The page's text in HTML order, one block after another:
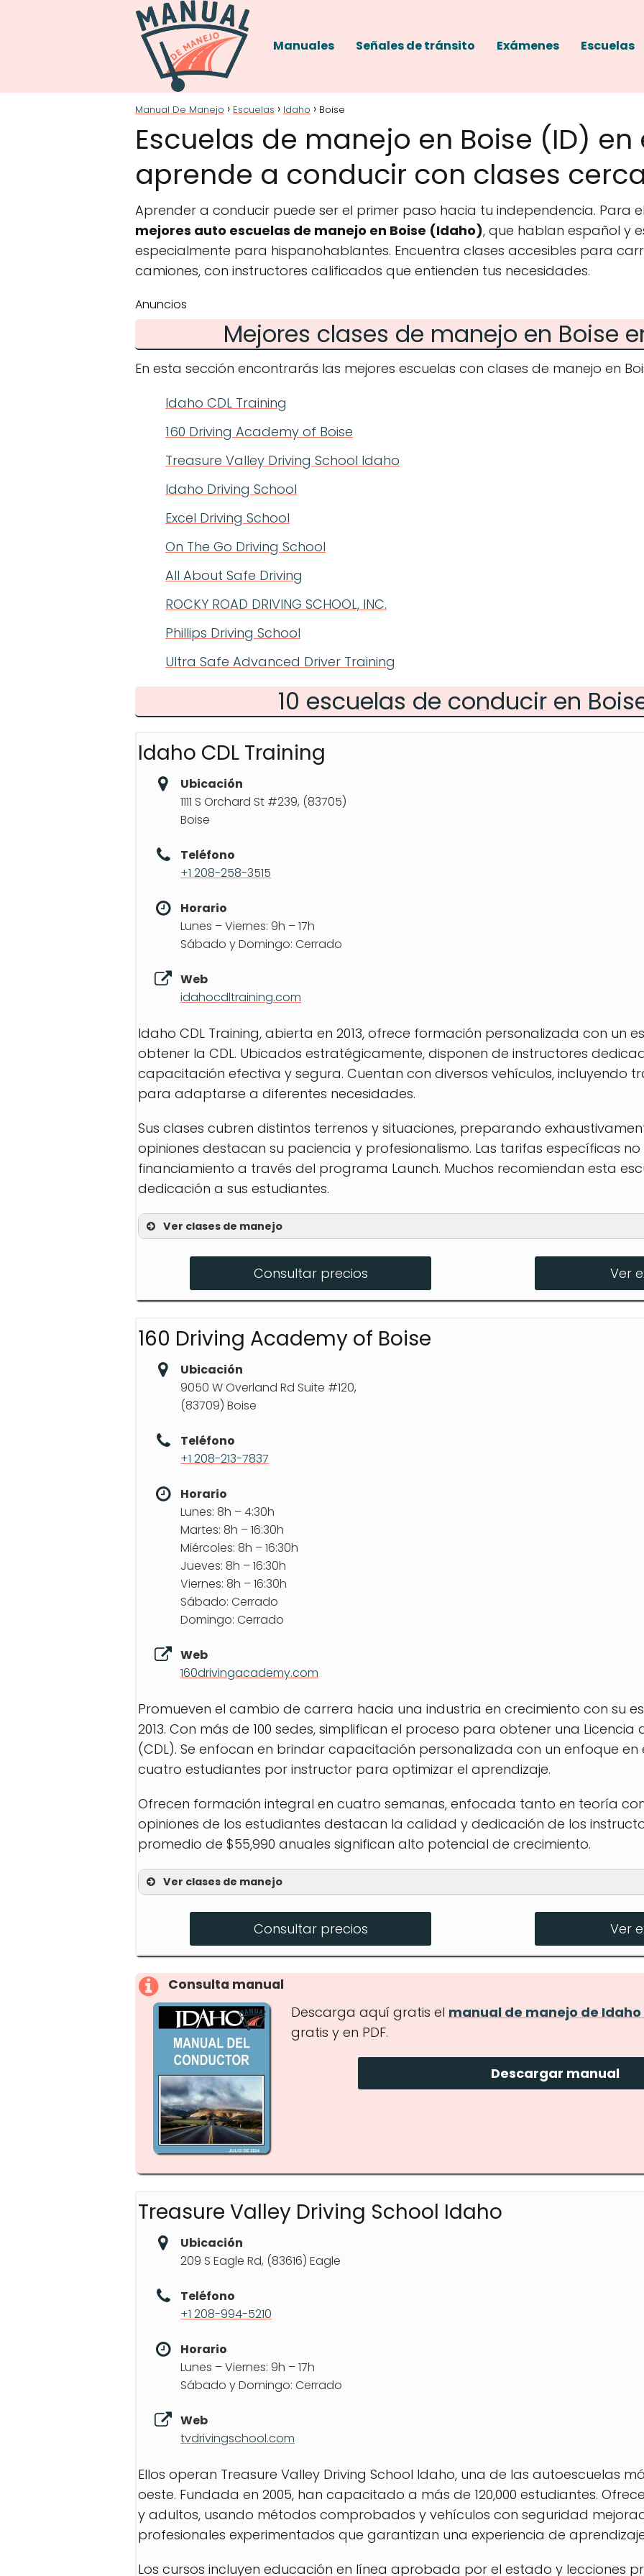
Manuales Señales de tránsito Exámenes Escuelas
Manual De Manejo Escuelas Idaho Boise
Escuelas de manejo en Boise (ID)
aprende a conducir con clases
Aprender a conducir puede ser el primer paso hacia tu independencia. Para
mejores auto escuelas de manejo en Boise (Idaho), que hablan español y
especialmente para hispanohablantes. Encuentra clases accesibles para
camiones, con instructores calificados que entienden tus necesidades.
Anuncios
Mejores clases de manejo en Boise
En esta sección encontrarás las mejores escuelas con clases de manejo en
Idaho CDL Training
160 Driving Academy of Boise
Treasure Valley Driving School Idaho
Idaho Driving School
Excel Driving School
On The Go Driving School
All About Safe Driving
ROCKY ROAD DRIVING SCHOOL, INC.
Phillips Driving School
Ultra Safe Advanced Driver Training
10 escuelas de conducir en
Idaho CDL Training
Ubicación
1111 S Orchard St #239, (83705)
Boise
Teléfono
+1 208-258-3515
Horario
Lunes – Viernes: 9h – 17h
Sábado y Domingo: Cerrado
Web
idahocdltraining.com
Idaho CDL Training, abierta en 2013, ofrece formación personalizada con un
obtener la CDL. Ubicados estratégicamente, disponen de instructores
capacitación efectiva y segura. Cuentan con diversos vehículos, incluyendo
para adaptarse a diferentes necesidades.
Sus clases cubren distintos terrenos y situaciones, preparando
opiniones destacan su paciencia y profesionalismo. Las tarifas específicas
financiamiento a través del programa Launch. Muchos recomiendan esta
dedicación a sus estudiantes.
Ver clases de manejo
Prueba de habilidades CDL en el sitio
Clases para diferentes tipos de terreno
Consultar precios Ver
160 Driving Academy of Boise
Ubicación
9050 W Overland Rd Suite #120,
(83709) Boise
Teléfono
+1 208-213-7837
Horario
Lunes: 8h – 4:30h
Martes: 8h – 16:30h
Miércoles: 8h – 16:30h
Jueves: 8h – 16:30h
Viernes: 8h – 16:30h
Sábado: Cerrado
Domingo: Cerrado
Web
160drivingacademy.com
Promueven el cambio de carrera hacia una industria en crecimiento con su
2013. Con más de 100 sedes, simplifican el proceso para obtener una
(CDL). Se enfocan en brindar capacitación personalizada con un enfoque
cuatro estudiantes por instructor para optimizar el aprendizaje.
Ofrecen formación integral en cuatro semanas, enfocada tanto en teoría
opiniones de los estudiantes destacan la calidad y dedicación de los
promedio de $55,990 anuales significan alto potencial de crecimiento.
Ver clases de manejo
CDL Refresher Course
CDL Test Preps
ELDT Courses
Consultar precios Ver
Consulta manual
Descarga aquí gratis el manual de manejo de
gratis y en PDF.
Descargar manual
Treasure Valley Driving School Idaho
Ubicación
209 S Eagle Rd, (83616) Eagle
Teléfono
+1 208-994-5210
Horario
Lunes – Viernes: 9h – 17h
Sábado y Domingo: Cerrado
Web
tvdrivingschool.com
Ellos operan Treasure Valley Driving School Idaho, una de las autoescuelas
oeste. Fundada en 2005, han capacitado a más de 120,000 estudiantes.
y adultos, usando métodos comprobados y vehículos con seguridad
profesionales experimentados que garantizan una experiencia de
Los cursos incluyen educación en línea aprobada por el estado y lecciones